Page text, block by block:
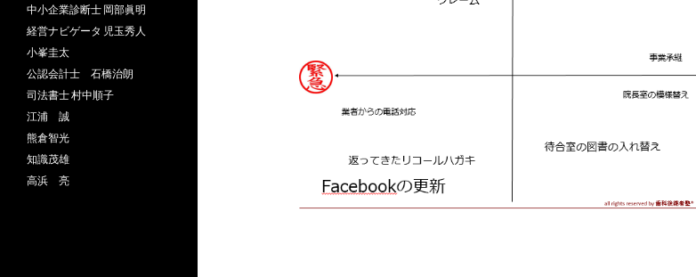
中小企業診断士 岡部眞明
経営ナビゲータ 児玉秀人
小峯圭太
公認会計士 石橋治朗
司法書士 村中順子
江浦 誠
熊倉智光
知識茂雄
高浜 亮